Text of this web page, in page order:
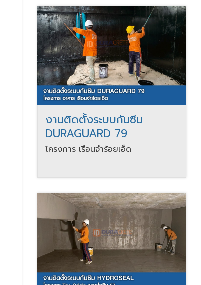
งานติดตั้งระบบกันซึม
DURAGUARD 79
โครงการ เรือนจำร้อยเอ็ด